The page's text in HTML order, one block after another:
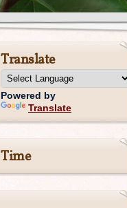
Translate
Powered by
Translate
Time